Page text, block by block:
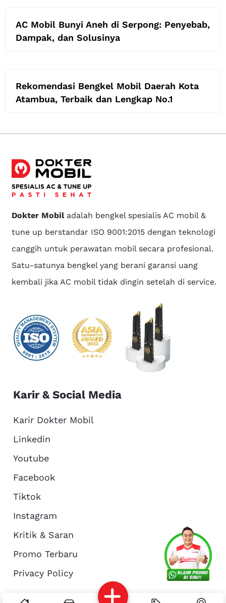
About Us
Reservasi Article
AC Mobil Bunyi Aneh di Serpong: Penyebab,
Dampak, dan Solusinya
Rekomendasi Bengkel Mobil Daerah Kota
Atambua, Terbaik dan Lengkap No.1
Dokter Mobiladalah bengkel spesialis AC mobil &
tune up berstandar ISO 9001:2015 dengan teknologi
canggih untuk perawatan mobil secara profesional.
Satu-satunya bengkel yang berani garansi uang
kembali jika AC mobil tidak dingin setelah di service.
Karir & Social Media
Karir Dokter Mobil
Linkedin
Youtube
Facebook
Tiktok
Instagram
Kritik & Saran
Promo Terbaru
Privacy Policy